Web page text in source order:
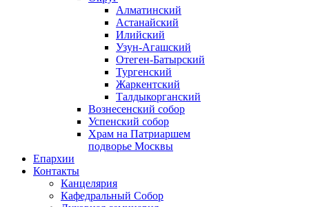
Алматинский
Астанайский
Илийский
Узун-Агашский
Отеген-Батырский
Тургенский
Жаркентский
Талдыкорганский
Вознесенский собор
Успенский собор
Храм на Патриаршем
подворье Москвы
Епархии
Контакты
Канцелярия
Кафедральный Собор